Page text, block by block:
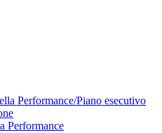
Performance/Piano esecutivo
Performance